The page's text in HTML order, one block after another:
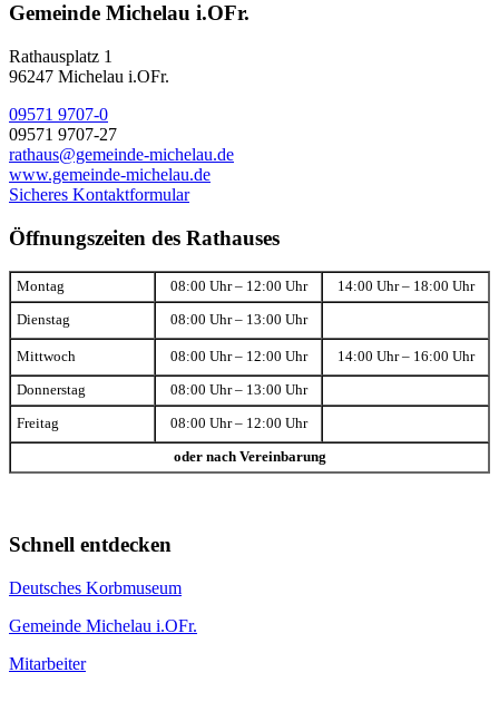
Gemeinde Michelau i.OFr.
Rathausplatz 1
96247 Michelau i.OFr.
09571 9707-0
09571 9707-27
rathaus@gemeinde-michelau.de
www.gemeinde-michelau.de
Sicheres Kontaktformular
Öffnungszeiten des Rathauses
Montag 08:00 Uhr – 12:00 Uhr 14:00 Uhr – 18:00 Uhr
Dienstag 08:00 Uhr – 13:00 Uhr
Mittwoch 08:00 Uhr – 12:00 Uhr 14:00 Uhr – 16:00 Uhr
Donnerstag 08:00 Uhr – 13:00 Uhr
Freitag 08:00 Uhr – 12:00 Uhr
oder nach Vereinbarung
Schnell entdecken
Deutsches Korbmuseum
Gemeinde Michelau i.OFr.
Mitarbeiter